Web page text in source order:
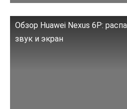
Обзор Huawei Nexus 6P:
звук и экран